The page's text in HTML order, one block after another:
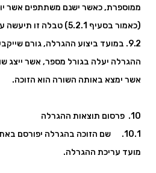
ממוספרת, כאשר ישנם משתתפים אשר
(כאמור בסעיף 5.2.1) טבלה זו תיעשה על ידי נציג עורכת המבצע.
9.2. במועד ביצוע ההגרלה, גורם
ההגרלה יעלה בגורל מספר, אשר
אשר ימצא באותה השורה הוא הזוכה.
10. פרסום תוצאות ההגרלה
10.1. שם הזוכה בהגרלה יפורסם
מועד עריכת ההגרלה.